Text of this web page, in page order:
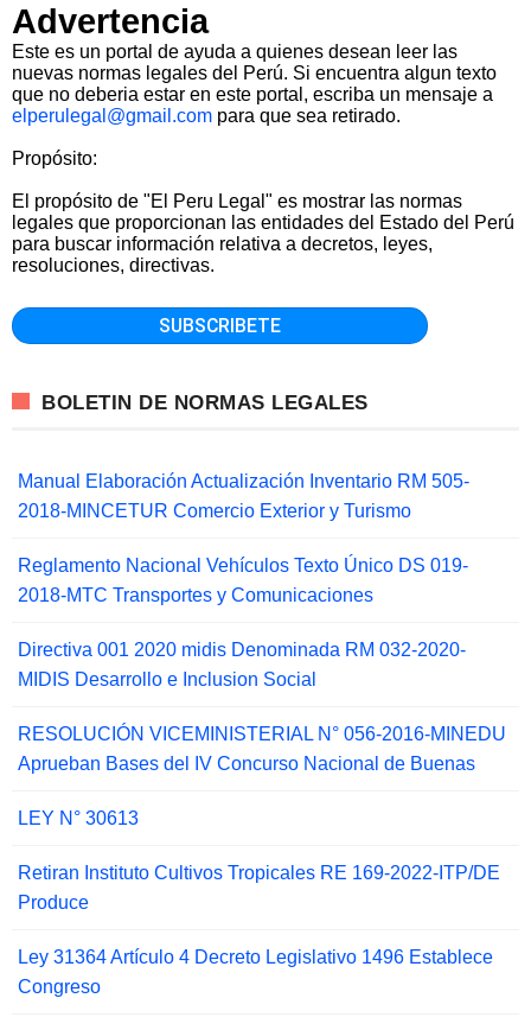
Advertencia
Este es un portal de ayuda a quienes desean leer las
nuevas normas legales del Perú. Si encuentra algun texto
que no deberia estar en este portal, escriba un mensaje a
elperulegal@gmail.com para que sea retirado.
Propósito:
El propósito de "El Peru Legal" es mostrar las normas
legales que proporcionan las entidades del Estado del Perú
para buscar información relativa a decretos, leyes,
resoluciones, directivas.
BOLETIN DE NORMAS LEGALES
Manual Elaboración Actualización Inventario RM 505-
2018-MINCETUR Comercio Exterior y Turismo
Reglamento Nacional Vehículos Texto Único DS 019-
2018-MTC Transportes y Comunicaciones
Directiva 001 2020 midis Denominada RM 032-2020-
MIDIS Desarrollo e Inclusion Social
RESOLUCIÓN VICEMINISTERIAL N° 056-2016-MINEDU
Aprueban Bases del IV Concurso Nacional de Buenas
LEY N° 30613
Retiran Instituto Cultivos Tropicales RE 169-2022-ITP/DE
Produce
Ley 31364 Artículo 4 Decreto Legislativo 1496 Establece
Congreso